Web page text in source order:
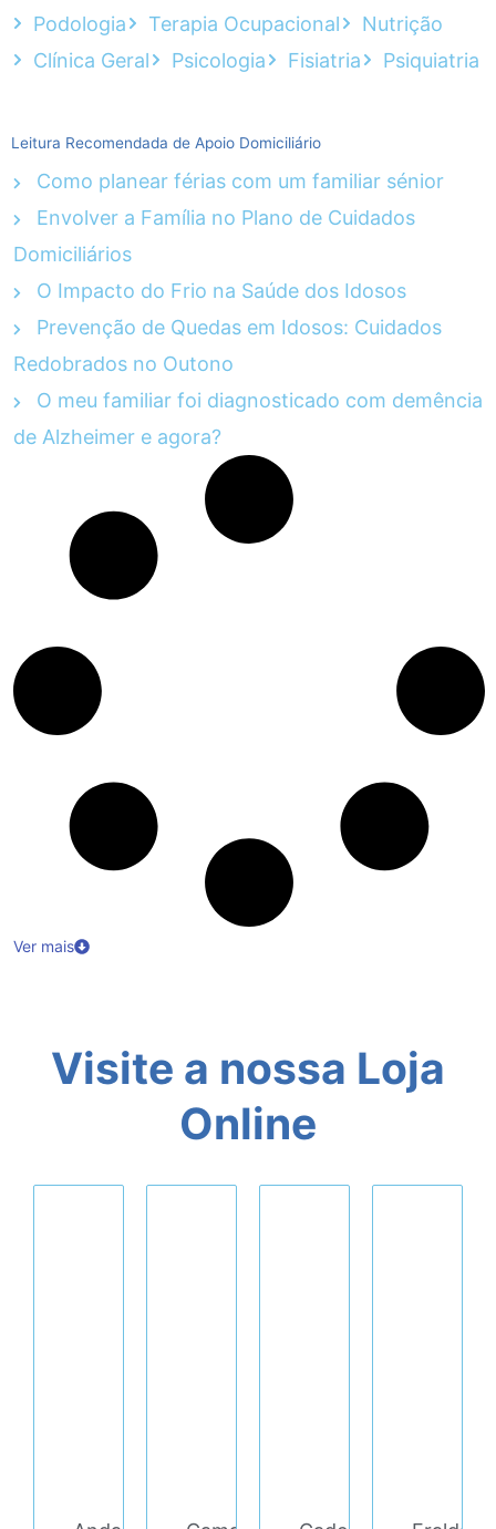
Podologia
Terapia Ocupacional
Nutrição
Clínica Geral
Psicologia Fisiatria Psiquiatria
Leitura Recomendada de Apoio Domiciliário
Como planear férias com um familiar sénior
Envolver a Família no Plano de Cuidados
Domiciliários
O Impacto do Frio na Saúde dos Idosos
Prevenção de Quedas em Idosos: Cuidados
Redobrados no Outono
O meu familiar foi diagnosticado com demência
de Alzheimer e agora?
Ver mais
Visite a nossa Loja
Online